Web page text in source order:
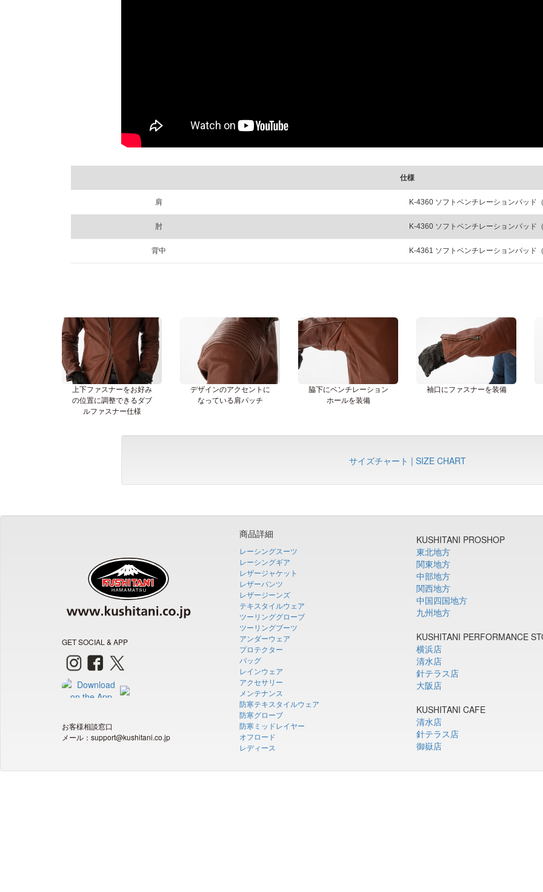
仕様
肩 K-4360 ソフトベンチレーションパッド
肘 K-4360 ソフトベンチレーションパッド
背中 K-4361 ソフトベンチレーションパッド
上下ファスナーをお好み
の位置に調整できるダブ
ルファスナー仕様
デザインのアクセントに
なっている肩パッチ
脇下にベンチレーション
ホールを装備
袖口にファスナーを装備
サイズチャート | SIZE CHART
GET SOCIAL & APP
お客様相談窓口
メール：support@kushitani.co.jp
商品詳細
レーシングスーツ
レーシングギア
レザージャケット
レザーパンツ
レザージーンズ
テキスタイルウェア
ツーリンググローブ
ツーリングブーツ
アンダーウェア
プロテクター
バッグ
レインウェア
アクセサリー
メンテナンス
防寒テキスタイルウェア
防寒グローブ
防寒ミッドレイヤー
オフロード
レディース
KUSHITANI PROSHOP
東北地方
関東地方
中部地方
関西地方
中国四国地方
九州地方
KUSHITANI PERFORMANCE
横浜店
清水店
針テラス店
大阪店
KUSHITANI CAFE
清水店
針テラス店
御嶽店